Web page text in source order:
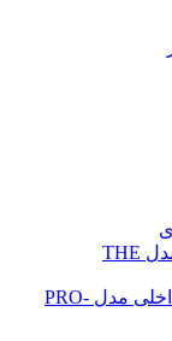
کتتر بایوپسی داخلی مدل THE
نمونه بردار بایوپسی داخلی مدل PRO-